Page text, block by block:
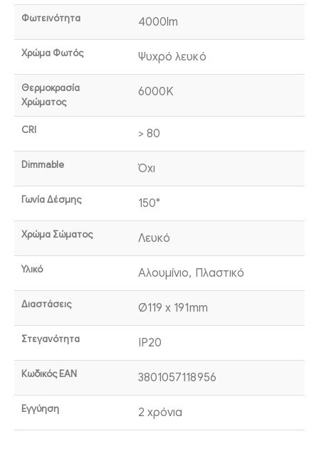
Φωτεινότητα 4000lm
Χρώμα Φωτός Ψυχρό λευκό
Θερμοκρασία
Χρώματος
6000K
CRI > 80
Dimmable Όχι
Γωνία Δέσμης 150°
Χρώμα Σώματος Λευκό
Υλικό Αλουμίνιο, Πλαστικό
Διαστάσεις Ø119 x 191mm
Στεγανότητα IP20
Κωδικός EAN 3801057118956
Εγγύηση 2 χρόνια